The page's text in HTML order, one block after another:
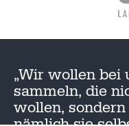
„Wir wollen bei
sammeln, die
wollen,